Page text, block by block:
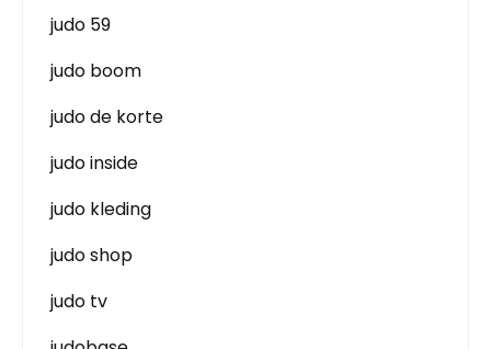
judo 59
judo boom
judo de korte
judo inside
judo kleding
judo shop
judo tv